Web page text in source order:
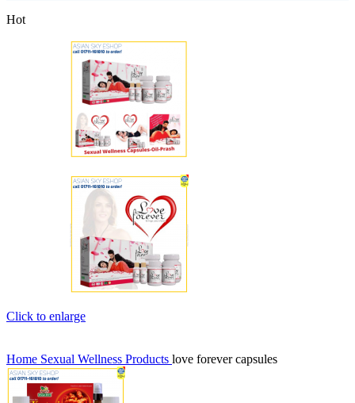
Hot
Click to enlarge
Home Sexual Wellness Products love forever capsules